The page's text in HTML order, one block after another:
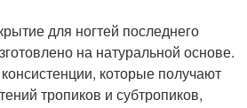
для ногтей последнего
на натуральной основе.
которые получают
тропиков и субтропиков,